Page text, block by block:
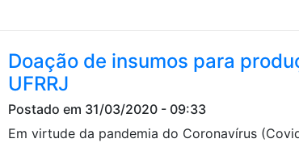
Doação de insumos para
UFRRJ
Postado em 31/03/2020 - 09:33
Em virtude da pandemia do Coronavírus